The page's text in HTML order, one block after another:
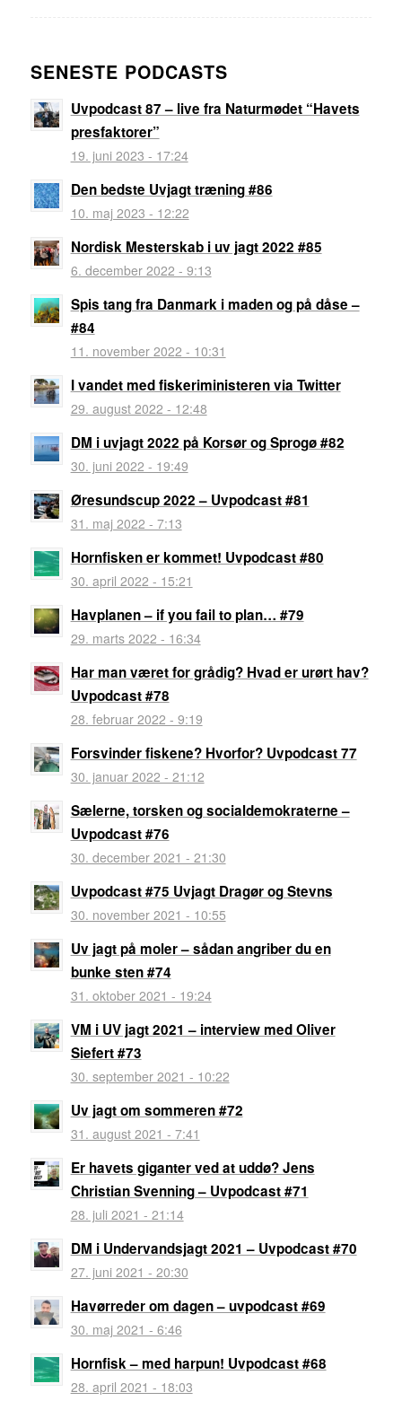
SENESTE PODCASTS
Uvpodcast 87 – live fra Naturmødet “Havets
presfaktorer”
19. juni 2023 - 17:24
Den bedste Uvjagt træning #86
10. maj 2023 - 12:22
Nordisk Mesterskab i uv jagt 2022 #85
6. december 2022 - 9:13
Spis tang fra Danmark i maden og på dåse –
#84
11. november 2022 - 10:31
I vandet med fiskeriministeren via Twitter
29. august 2022 - 12:48
DM i uvjagt 2022 på Korsør og Sprogø #82
30. juni 2022 - 19:49
Øresundscup 2022 – Uvpodcast #81
31. maj 2022 - 7:13
Hornfisken er kommet! Uvpodcast #80
30. april 2022 - 15:21
Havplanen – if you fail to plan… #79
29. marts 2022 - 16:34
Har man været for grådig? Hvad er urørt hav?
Uvpodcast #78
28. februar 2022 - 9:19
Forsvinder fiskene? Hvorfor? Uvpodcast 77
30. januar 2022 - 21:12
Sælerne, torsken og socialdemokraterne –
Uvpodcast #76
30. december 2021 - 21:30
Uvpodcast #75 Uvjagt Dragør og Stevns
30. november 2021 - 10:55
Uv jagt på moler – sådan angriber du en
bunke sten #74
31. oktober 2021 - 19:24
VM i UV jagt 2021 – interview med Oliver
Siefert #73
30. september 2021 - 10:22
Uv jagt om sommeren #72
31. august 2021 - 7:41
Er havets giganter ved at uddø? Jens
Christian Svenning – Uvpodcast #71
28. juli 2021 - 21:14
DM i Undervandsjagt 2021 – Uvpodcast #70
27. juni 2021 - 20:30
Havørreder om dagen – uvpodcast #69
30. maj 2021 - 6:46
Hornfisk – med harpun! Uvpodcast #68
28. april 2021 - 18:03